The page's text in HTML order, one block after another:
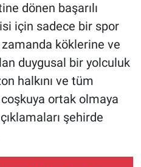
dönen başarılı
için sadece bir spor
zamanda köklerine ve
duygusal bir yolculuk
halkını ve tüm
ortak olmaya
şehirde